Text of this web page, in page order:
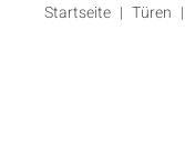
Startseite Türen |